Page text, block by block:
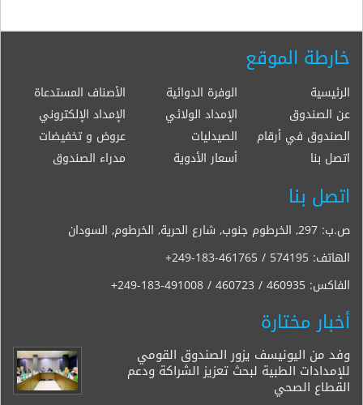
خارطة الموقع
الرئيسية الوفرة الدوائية
الأصناف المستدعاة
عن الصندوق
الإمداد الولائي
الإمداد الإلكتروني
الصندوق في أرقام
الصيدليات
عروض و تخفيضات
اتصل بنا
أسعار الأدوية مدراء الصندوق
اتصل بنا
ص.ب: 297, الخرطوم جنوب, شارع الحرية, الخرطوم, السودان
الهاتف: +249-183-461765 / 574195
الفاكس: +249-183-491008 / 460723 / 460935
أخبار مختارة
وفد من اليونيسف يزور الصندوق القومي
للإمدادات الطبية لبحث تعزيز الشراكة ودعم
القطاع الصحي